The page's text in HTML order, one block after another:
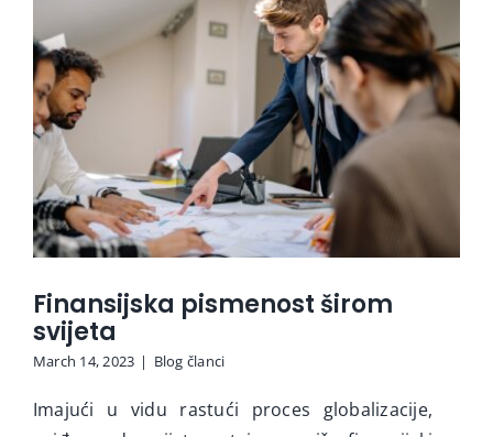
Finansijska pismenost širom
svijeta
March 14, 2023 | Blog članci
Imajući u vidu rastući proces globalizacije,